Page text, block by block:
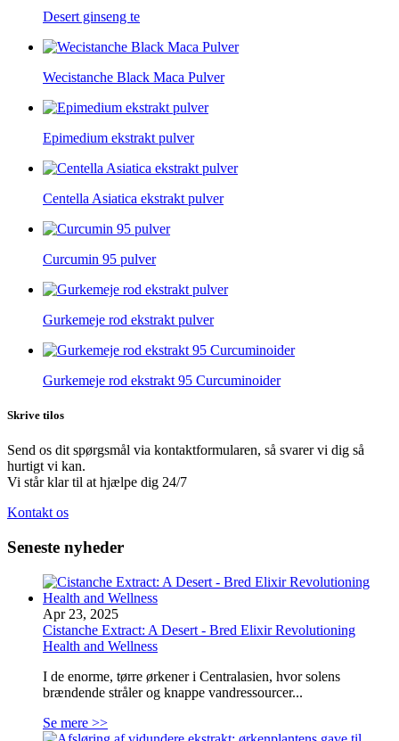
Desert ginseng te
Wecistanche Black Maca Pulver
Epimedium ekstrakt pulver
Centella Asiatica ekstrakt pulver
Curcumin 95 pulver
Gurkemeje rod ekstrakt pulver
Gurkemeje rod ekstrakt 95 Curcuminoider
Skrive tilos
Send os dit spørgsmål via kontaktformularen, så svarer vi dig så
hurtigt vi kan.
Vi står klar til at hjælpe dig 24/7
Kontakt os
Seneste nyheder
Apr 23, 2025
Cistanche Extract: A Desert - Bred Elixir Revolutioning
Health and Wellness
I de enorme, tørre ørkener i Centralasien, hvor solens
brændende stråler og knappe vandressourcer...
Se mere >>